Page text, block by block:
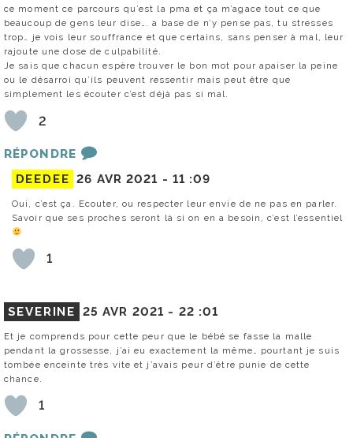
ce moment ce parcours qu’est la pma et ça m’agace tout ce que
beaucoup de gens leur dise…. a base de n’y pense pas, tu stresses
trop… je vois leur souffrance et que certains, sans penser à mal, leur
rajoute une dose de culpabilité.
Je sais que chacun espère trouver le bon mot pour apaiser la peine
ou le désarroi qu’ils peuvent ressentir mais peut être que
simplement les écouter c’est déjà pas si mal.
2
RÉPONDRE
DEEDEE 26 AVR 2021 - 11 :09
Oui, c’est ça. Ecouter, ou respecter leur envie de ne pas en parler.
Savoir que ses proches seront là si on en a besoin, c’est l’essentiel
1
SEVERINE 25 AVR 2021 - 22 :01
Et je comprends pour cette peur que le bébé se fasse la malle
pendant la grossesse, j’ai eu exactement la même… pourtant je suis
tombée enceinte très vite et j’avais peur d’être punie de cette
chance.
1